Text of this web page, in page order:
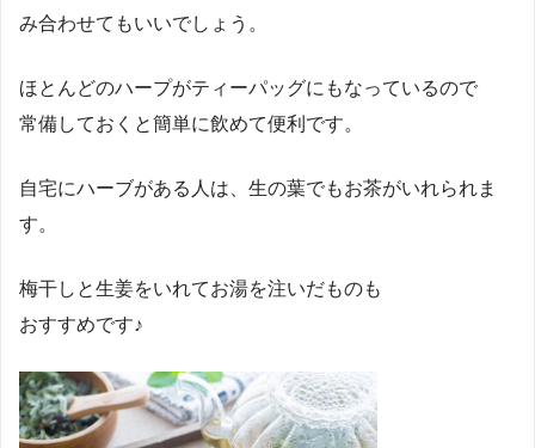
み合わせてもいいでしょう。
ほとんどのハープがティーパッグにもなっているので
常備しておくと簡単に飲めて便利です。
自宅にハーブがある人は、生の葉でもお茶がいれられま
す。
梅干しと生姜をいれてお湯を注いだものも
おすすめです♪